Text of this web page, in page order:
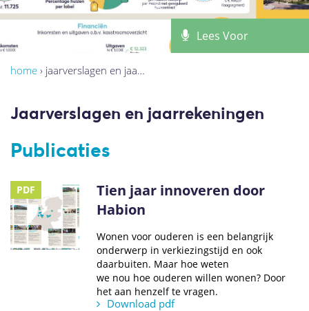
Lees Voor
home › jaarverslagen en jaa…
Jaarverslagen en jaarrekeningen
Publicaties
PDF
Tien jaar innoveren door
Habion
Wonen voor ouderen is een belangrijk
onderwerp in verkiezingstijd en ook
daarbuiten. Maar hoe weten
we nou hoe ouderen willen wonen? Door
het aan henzelf te vragen.
Download pdf